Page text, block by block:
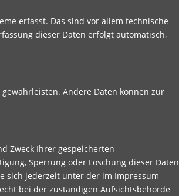
erfasst. Das sind vor allem technische
dieser Daten erfolgt automatisch,
Andere Daten können zur
Zweck Ihrer gespeicherten
Sperrung oder Löschung dieser Daten
sich jederzeit unter der im Impressum
bei der zuständigen Aufsichtsbehörde